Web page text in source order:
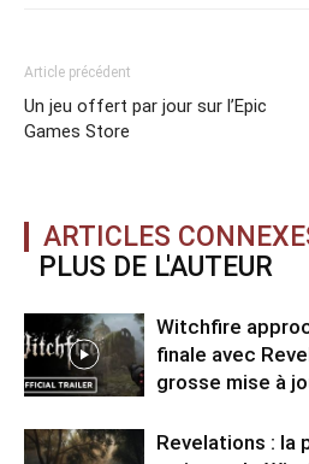
Article précédent
Un jeu offert par jour sur l’Epic
Games Store
ARTICLES
PLUS DE L'AUTEUR
Witchfire
finale avec
grosse mise à
Revelations : la